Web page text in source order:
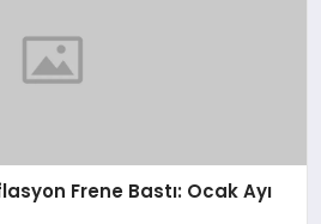
Frene Bastı: Ocak Ayı